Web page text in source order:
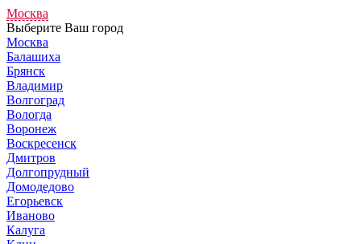
Москва
Выберите Ваш город
Москва
Балашиха
Брянск
Владимир
Волгоград
Вологда
Воронеж
Воскресенск
Дмитров
Долгопрудный
Домодедово
Егорьевск
Иваново
Калуга